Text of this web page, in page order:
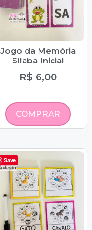
Jogo da Memória
Sílaba Inicial
R$ 6,00
COMPRAR
Save